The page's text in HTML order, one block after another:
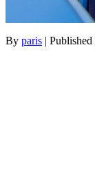
By paris | Published